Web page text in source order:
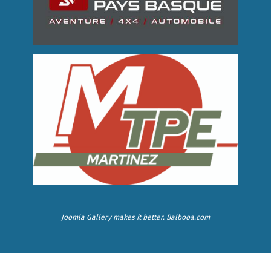
Joomla Gallerymakes it better. Balbooa.com